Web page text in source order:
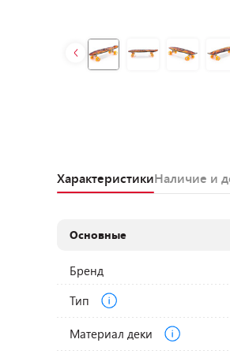
ХарактеристикиНаличие и
Основные
Бренд
Тип
Материал деки